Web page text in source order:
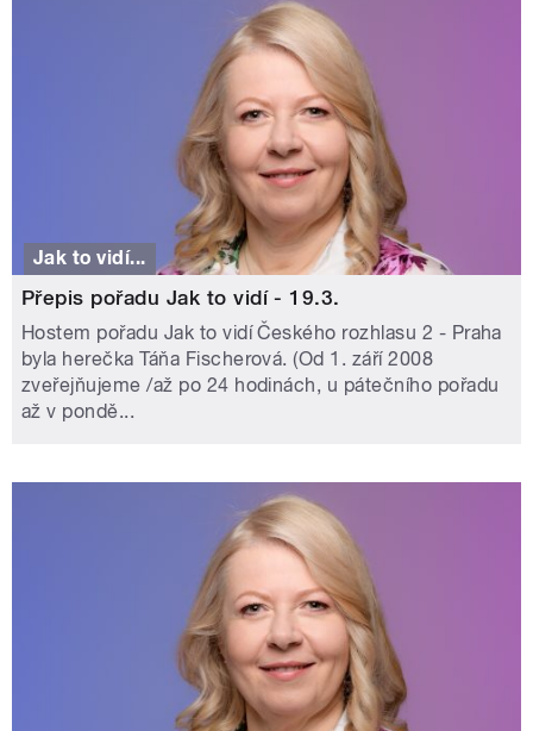
Jak to vidí...
Přepis pořadu Jak to vidí - 19.3.
Hostem pořadu Jak to vidí Českého rozhlasu 2 - Praha
byla herečka Táňa Fischerová. (Od 1. září 2008
zveřejňujeme /až po 24 hodinách, u pátečního pořadu
až v pondě...